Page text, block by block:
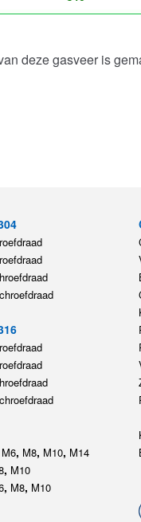
deze gasveer is
M6, M8, M10, M14
, M10
, M8, M10